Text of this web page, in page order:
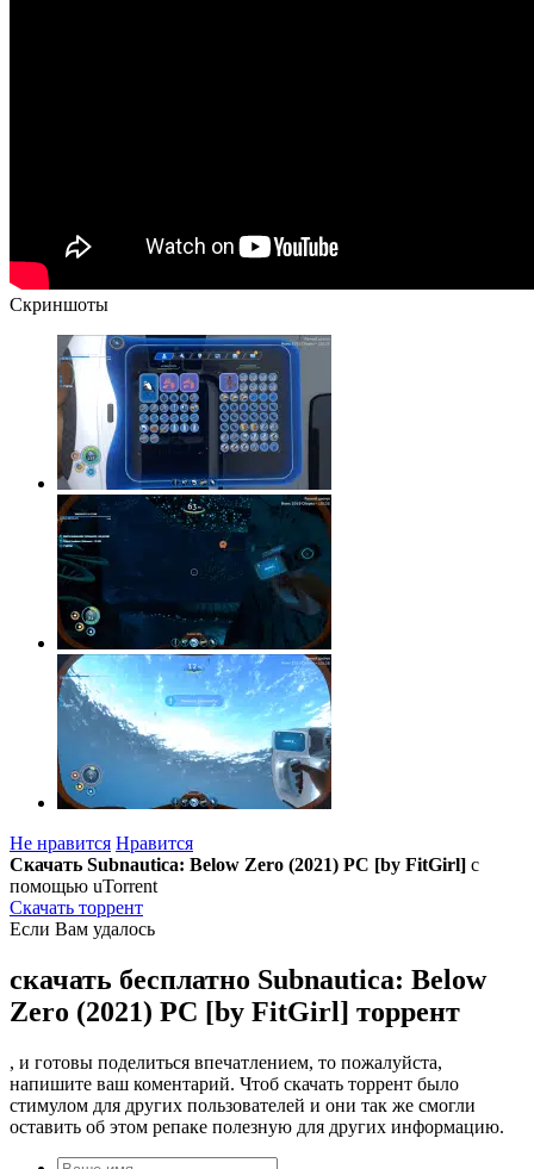
Скриншоты
Не нравится Нравится
Скачать Subnautica: Below Zero (2021) PC [by FitGirl] с
помощью uTorrent
Скачать торрент
Если Вам удалось
скачать бесплатно Subnautica: Below
Zero (2021) PC [by FitGirl] торрент
, и готовы поделиться впечатлением, то пожалуйста,
напишите ваш коментарий. Чтоб скачать торрент было
стимулом для других пользователей и они так же смогли
оставить об этом репаке полезную для других информацию.